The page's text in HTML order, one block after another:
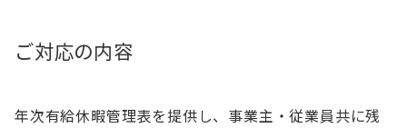
ご対応の内容
年次有給休暇管理表を提供し、事業主・従業員共に残